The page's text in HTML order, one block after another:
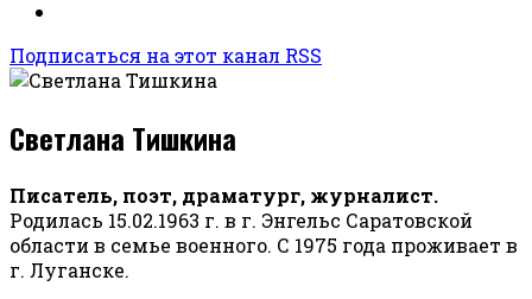
Подписаться на этот канал RSS
Светлана Тишкина
Писатель, поэт, драматург, журналист.
Родилась 15.02.1963 г. в г. Энгельс Саратовской
области в семье военного. С 1975 года проживает в
г. Луганске.